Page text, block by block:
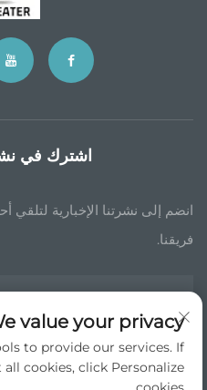
اشترك في
انضم إلى نشرتنا الإخبارية لتلقي
فريقنا.
حقوق الطبع والنشر © جي بي تشاينا
value your privacy
to provide our services. If
cookies, click Personalize